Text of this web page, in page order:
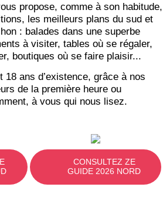
propose, comme à son habitude,
les meilleurs plans du sud et
: balades dans une superbe
à visiter, tables où se régaler,
boutiques où se faire plaisir...
18 ans d’existence, grâce à nos
de la première heure ou
à vous qui nous lisez.
CONSULTEZ ZE
GUIDE 2026 NORD